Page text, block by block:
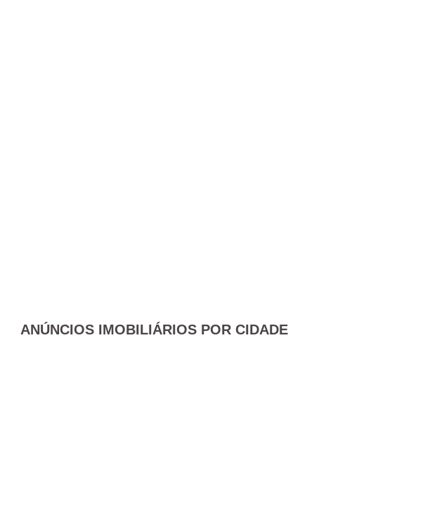
ANÚNCIOS IMOBILIÁRIOS POR CIDADE